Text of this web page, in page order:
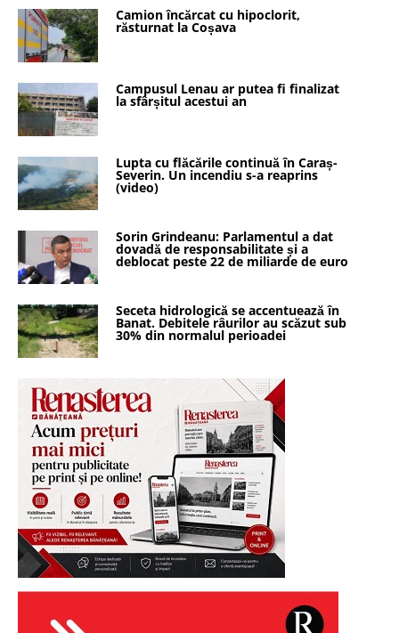
Camion încărcat cu hipoclorit,
răsturnat la Coșava
Campusul Lenau ar putea fi finalizat
la sfârșitul acestui an
Lupta cu flăcările continuă în Caraș-
Severin. Un incendiu s-a reaprins
(video)
Sorin Grindeanu: Parlamentul a dat
dovadă de responsabilitate și a
deblocat peste 22 de miliarde de euro
Seceta hidrologică se accentuează în
Banat. Debitele râurilor au scăzut sub
30% din normalul perioadei